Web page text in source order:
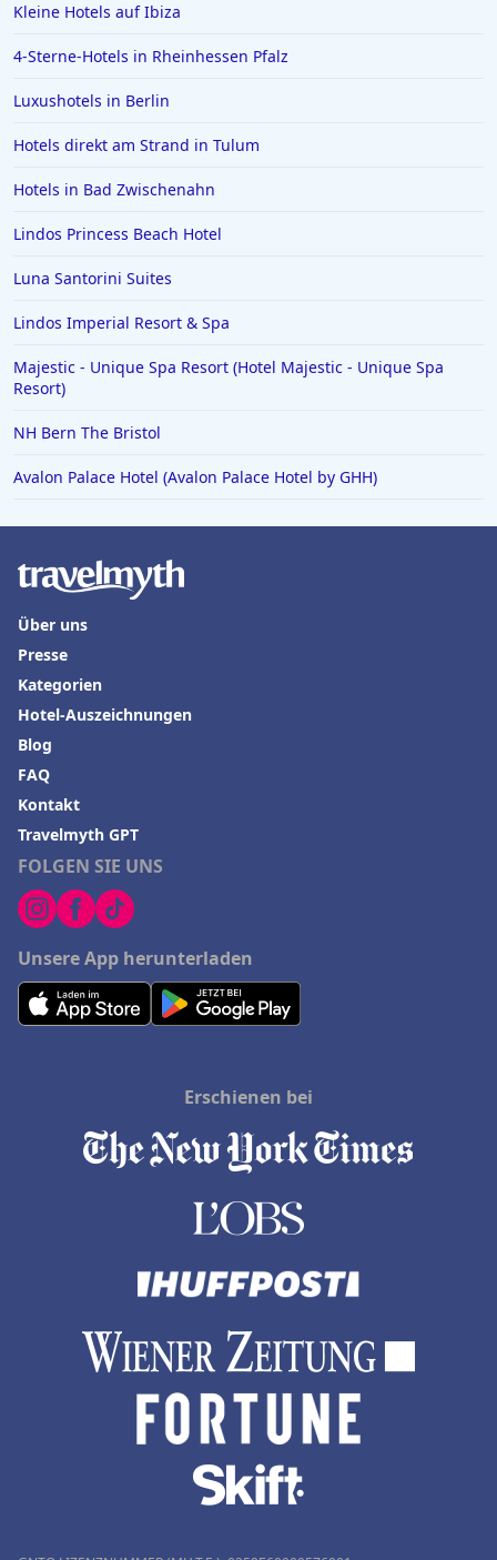
Kleine Hotels auf Ibiza
4-Sterne-Hotels in Rheinhessen Pfalz
Luxushotels in Berlin
Hotels direkt am Strand in Tulum
Hotels in Bad Zwischenahn
Lindos Princess Beach Hotel
Luna Santorini Suites
Lindos Imperial Resort & Spa
Majestic - Unique Spa Resort (Hotel Majestic - Unique Spa
Resort)
NH Bern The Bristol
Avalon Palace Hotel (Avalon Palace Hotel by GHH)
FOLGEN SIE UNS
Unsere App herunterladen
Über uns
Presse
Kategorien
Hotel-Auszeichnungen
Blog
FAQ
Kontakt
Travelmyth GPT
Erschienen bei